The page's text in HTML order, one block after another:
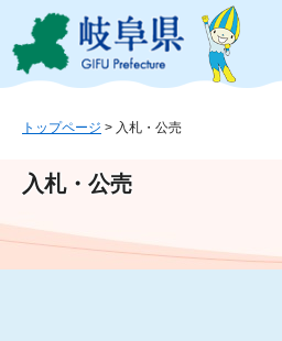
ジ
ュ
文
このページの本
トップページ > 入札・公売
入札・公売